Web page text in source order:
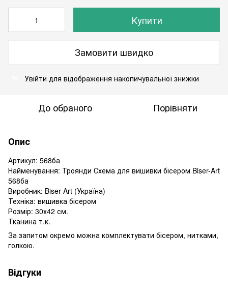
Купити
Замовити швидко
Увійти для відображення накопичувальної знижки
До обраного Порівняти
Опис
Артикул: 568ба
Найменування: Троянди Схема для вишивки бісером Biser-Art
568ба
Виробник: Biser-Art (Україна)
Техніка: вишивка бісером
Розмір: 30х42 см.
Тканина т.к.
За запитом окремо можна комплектувати бісером, нитками,
голкою.
Відгуки